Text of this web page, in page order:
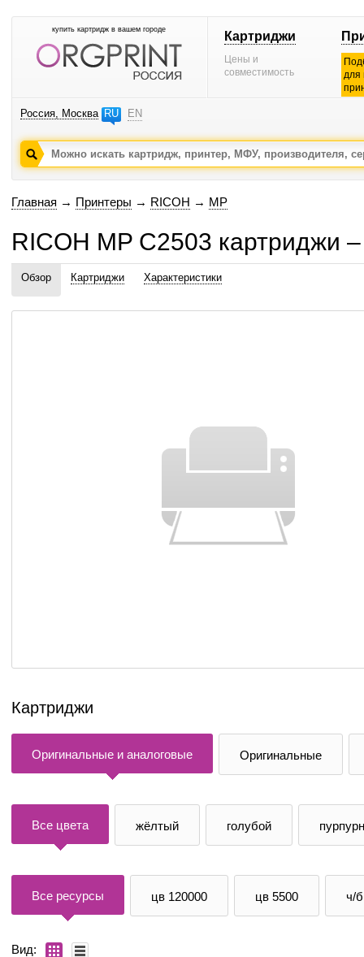
купить картридж в вашем городе Картриджи
Цены и
совместимость
для
Россия, Москва RU EN
Главная → Принтеры → RICOH → MP
RICOH MP C2503 картриджи
Обзор Картриджи Характеристики
Картриджи
Оригинальные и аналоговые Оригинальные
Все цвета жёлтый голубой
Все ресурсы цв 120000 цв 5500 ч/
Вид: